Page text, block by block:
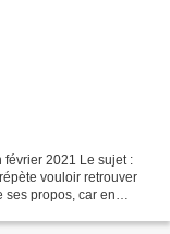
février 2021 Le sujet :
vouloir retrouver
ses propos, car en